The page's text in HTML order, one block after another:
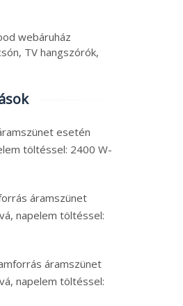
webáruház
TV hangszórók,
esetén
töltéssel: 2400 W-
áramszünet
napelem töltéssel:
áramszünet
napelem töltéssel: